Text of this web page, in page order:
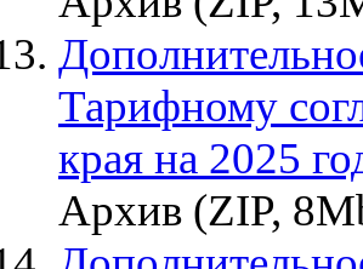
Тарифному
края на 2025
Архив (ZIP,